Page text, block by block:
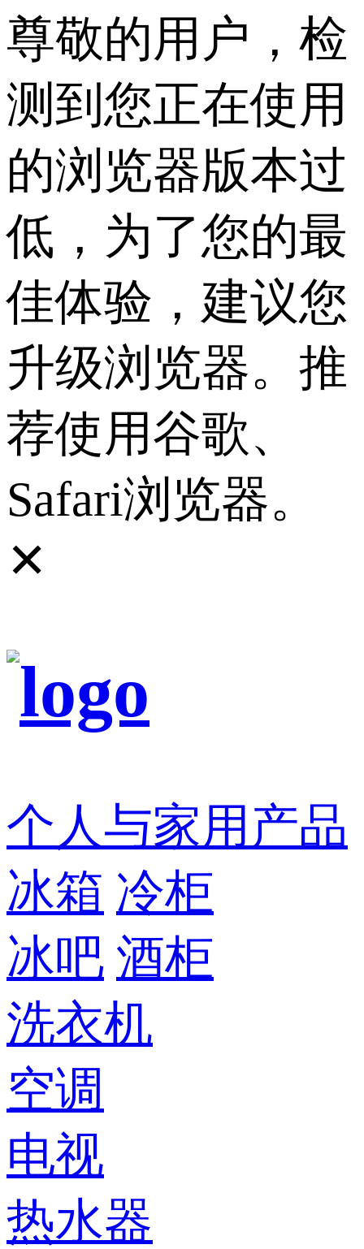
尊敬的用户，检
测到您正在使用
的浏览器版本过
低，为了您的最
佳体验，建议您
升级浏览器。推
荐使用谷歌、
Safari浏览器。
✕
个人与家用产品
冰箱 冷柜
冰吧 酒柜
洗衣机
空调
电视
热水器